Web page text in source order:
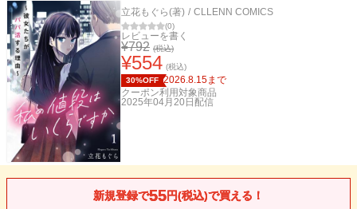
立花もぐら(著) / CLLENN COMICS
(0)
レビューを書く
¥792 (税込)
¥554 (税込)
30%OFF 2026.8.15まで
クーポン利用対象商品
2025年04月20日 配信
新規登録で55円(税込)で買える！